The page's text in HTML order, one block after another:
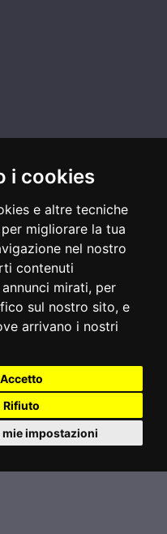
i cookies
e altre tecniche
migliorare la tua
nel nostro
contenuti
mirati, per
sul nostro sito, e
arrivano i nostri
Accetto
Rifiuto
mie impostazioni